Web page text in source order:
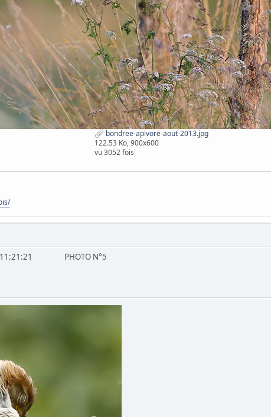
bondree-apivore-aout-2013.jpg
122.53 Ko, 900x600
vu 3052 fois
11:21:21 PHOTO N°5